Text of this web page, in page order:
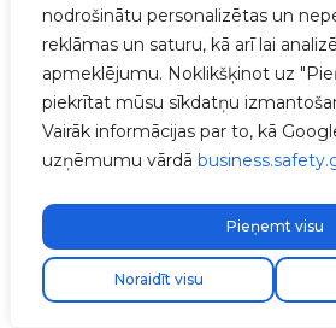
nodrošinātu personalizētas un
reklāmas un saturu, kā arī lai
apmeklējumu. Noklikšķinot uz
piekrītat mūsu sīkdatņu
Vairāk informācijas par to, kā
uzņēmumu vārdā
Noraidīt visu
Pieņemt visu
e-Charger
Trydan
Krāsa
⚫ Melns
Atrodi savu